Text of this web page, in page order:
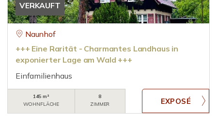
VERKAUFT
Naunhof
+++ Eine Rarität - Charmantes Landhaus in
exponierter Lage am Wald +++
Einfamilienhaus
145 m²
WOHNFLÄCHE
8
ZIMMER